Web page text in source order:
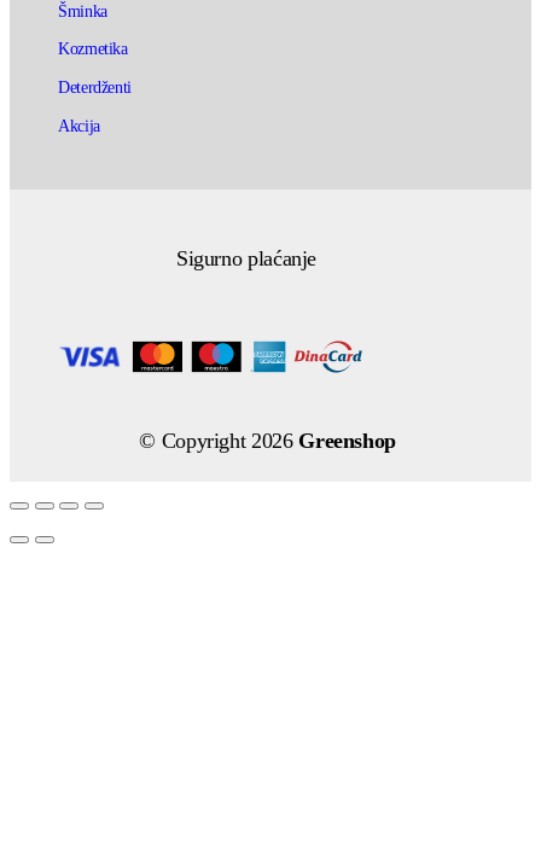
Šminka
Kozmetika
Deterdženti
Akcija
© Copyright 2026 Greenshop
Sigurno plaćanje